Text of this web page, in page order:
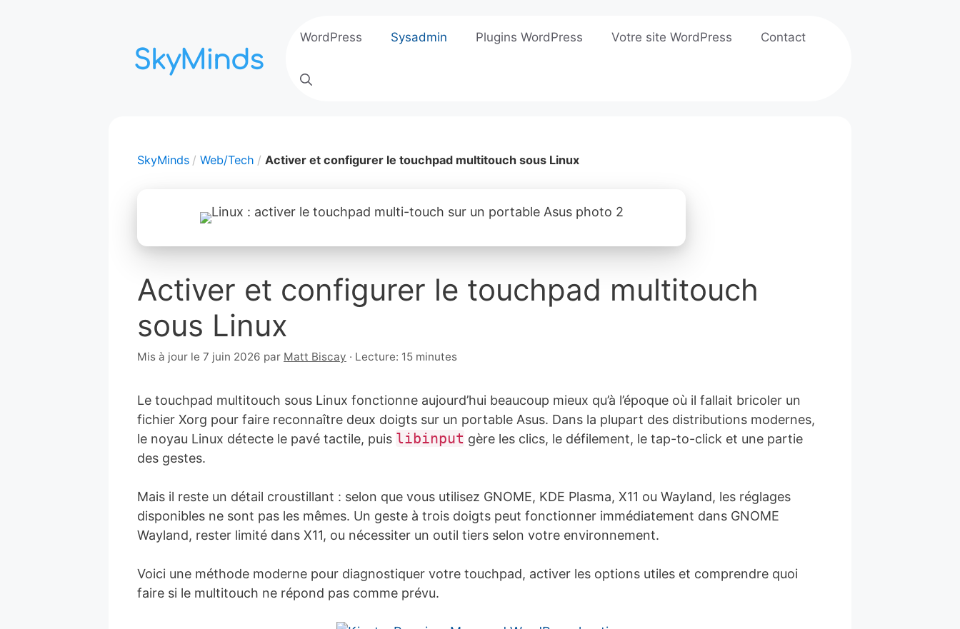
WordPress Sysadmin Plugins WordPress Votre site WordPress Contact
SkyMinds Web/Tech Activer et configurer le touchpad multitouch sous Linux
Activer et configurer le touchpad multitouch
sous Linux
Mis à jour le 7 juin 2026 29
par Matt Biscay · Lecture: 15 minutes
Le touchpad multitouch sous Linux fonctionne aujourd’hui beaucoup mieux qu’à l’époque où il fallait bricoler un
fichier Xorg pour faire reconnaître deux doigts sur un portable Asus. Dans la plupart des distributions modernes,
le noyau Linux détecte le pavé tactile, puis libinput gère les clics, le défilement, le tap-to-click et une partie
des gestes.
Mais il reste un détail croustillant : selon que vous utilisez GNOME, KDE Plasma, X11 ou Wayland, les réglages
disponibles ne sont pas les mêmes. Un geste à trois doigts peut fonctionner immédiatement dans GNOME
Wayland, rester limité dans X11, ou nécessiter un outil tiers selon votre environnement.
Voici une méthode moderne pour diagnostiquer votre touchpad, activer les options utiles et comprendre quoi
faire si le multitouch ne répond pas comme prévu.